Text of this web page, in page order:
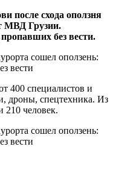
после схода оползня
МВД Грузии.
без вести.
400 специалистов и
дроны, спецтехника. Из
210 человек.